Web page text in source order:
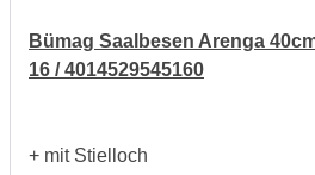
Bümag Saalbesen Arenga
16 / 4014529545160
+ mit Stielloch